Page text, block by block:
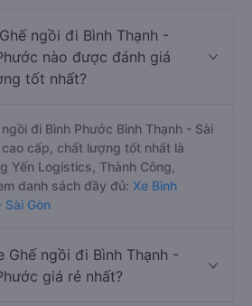
ngồi đi Bình Thạnh -
nào được đánh giá
tốt nhất?
đi Bình Phước Bình Thạnh - Sài
cấp, chất lượng tốt nhất là
Yến Logistics, Thành Công,
danh sách đầy đủ: Xe Bình
Sài Gòn
Ghế ngồi đi Bình Thạnh -
giá rẻ nhất?